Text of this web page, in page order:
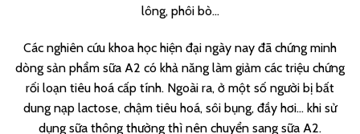
lông, phôi bò…
Các nghiên cứu khoa học hiện đại ngày nay đã chứng minh
dòng sản phẩm sữa A2 có khả năng làm giảm các triệu chứng
rối loạn tiêu hoá cấp tính. Ngoài ra, ở một số người bị bất
dung nạp lactose, chậm tiêu hoá, sôi bụng, đầy hơi… khi sử
dụng sữa thông thường thì nên chuyển sang sữa A2.